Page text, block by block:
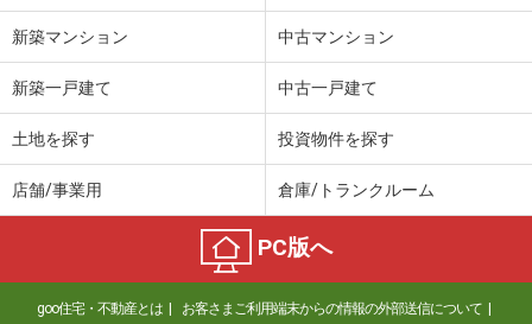
新築マンション 中古マンション
新築一戸建て 中古一戸建て
土地を探す 投資物件を探す
店舗/事業用 倉庫/トランクルーム
PC版へ
goo住宅・不動産とは お客さまご利用端末からの情報の外部送信について